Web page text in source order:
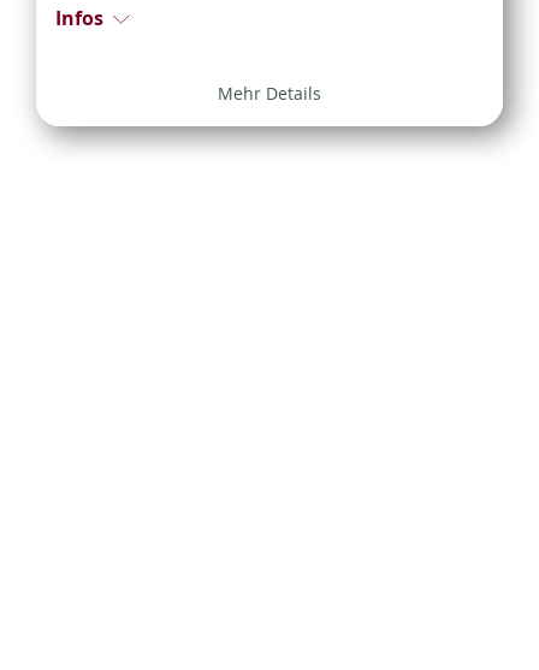
Infos
Mehr Details